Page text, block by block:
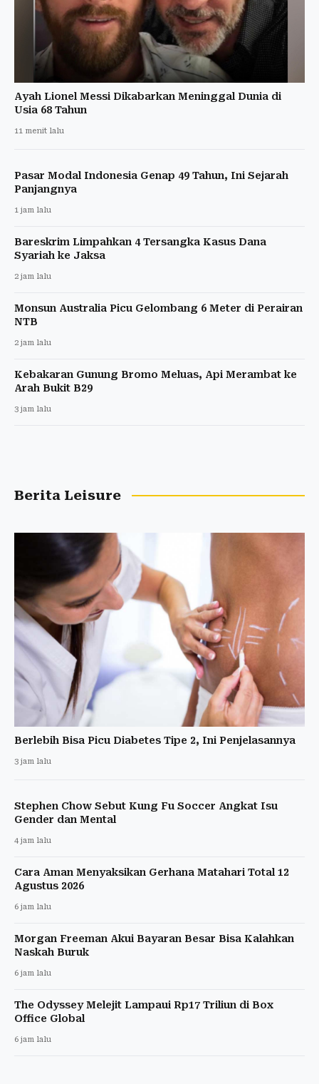
Ayah Lionel Messi Dikabarkan Meninggal Dunia di
Usia 68 Tahun
11 menit lalu
Pasar Modal Indonesia Genap 49 Tahun, Ini Sejarah
Panjangnya
1 jam lalu
Bareskrim Limpahkan 4 Tersangka Kasus Dana
Syariah ke Jaksa
2 jam lalu
Monsun Australia Picu Gelombang 6 Meter di Perairan
NTB
2 jam lalu
Kebakaran Gunung Bromo Meluas, Api Merambat ke
Arah Bukit B29
3 jam lalu
Berita Leisure
Berlebih Bisa Picu Diabetes Tipe 2, Ini Penjelasannya
3 jam lalu
Stephen Chow Sebut Kung Fu Soccer Angkat Isu
Gender dan Mental
4 jam lalu
Cara Aman Menyaksikan Gerhana Matahari Total 12
Agustus 2026
6 jam lalu
Morgan Freeman Akui Bayaran Besar Bisa Kalahkan
Naskah Buruk
6 jam lalu
The Odyssey Melejit Lampaui Rp17 Triliun di Box
Office Global
6 jam lalu